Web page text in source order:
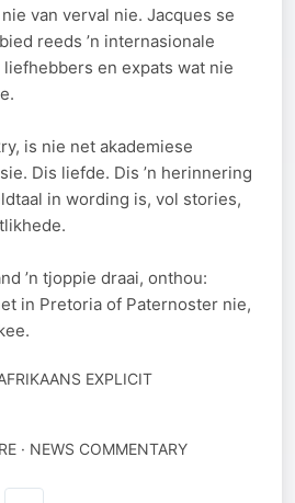
van verval nie. Jacques se
reeds ’n internasionale
en expats wat nie
is nie net akademiese
Dis liefde. Dis ’n herinnering
in wording is, vol stories,
’n tjoppie draai, onthou:
in Pretoria of Paternoster nie,
EXPLICIT
· NEWS COMMENTARY